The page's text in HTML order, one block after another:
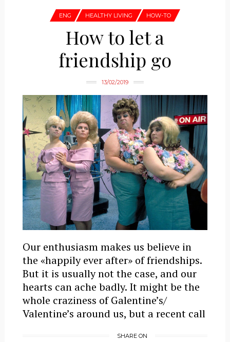
ENG HEALTHY LIVING HOW-TO
How to let a
friendship go
13/02/2019
Our enthusiasm makes us believe in
the «happily ever after» of friendships.
But it is usually not the case, and our
hearts can ache badly. It might be the
whole craziness of Galentine’s/
Valentine’s around us, but a recent call
SHARE ON